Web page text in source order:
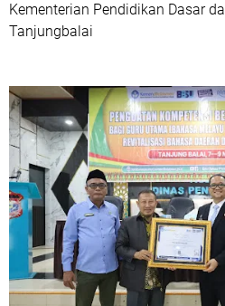
Kementerian Pendidikan Dasar
Tanjungbalai